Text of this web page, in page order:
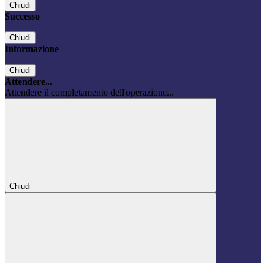
Chiudi
Successo
Chiudi
Informazione
Chiudi
Attendere...
Attendere il completamento dell'operazione...
Chiudi